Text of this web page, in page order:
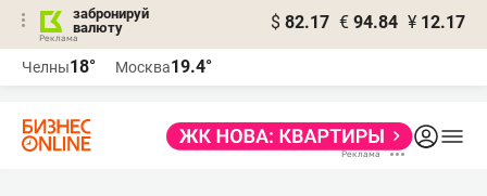
забронируй
валюту
$ 82.17 € 94.84 ¥ 12.17
Челны18° Москва19.4°